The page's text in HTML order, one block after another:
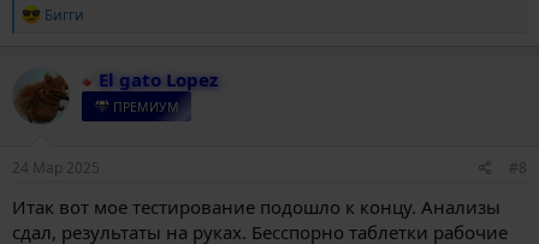
Р
к
ц
и
Бигги
El gato Lopez
ПРЕМИУМ
24 Мар 2025 #8
Итак вот мое тестирование подошло к концу. Анализы
сдал, результаты на руках. Бесспорно таблетки рабочие